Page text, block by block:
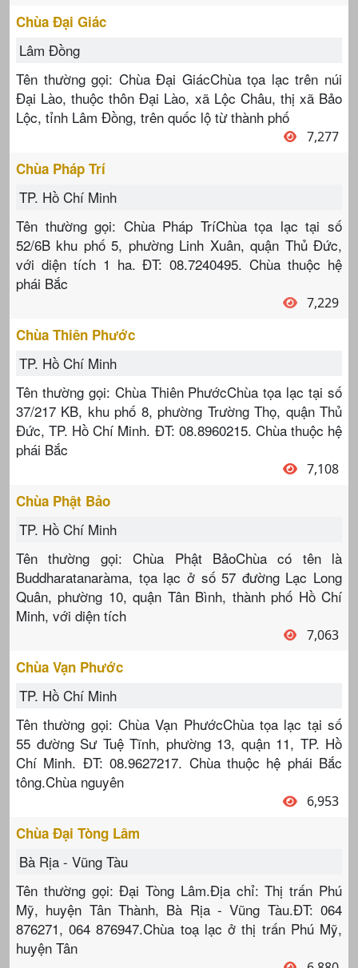
Chùa Đại Giác
Lâm Đồng
Tên thường gọi: Chùa Đại GiácChùa tọa lạc trên núi
Đại Lào, thuộc thôn Đại Lào, xã Lộc Châu, thị xã Bảo
Lộc, tỉnh Lâm Đồng, trên quốc lộ từ thành phố
7,277
Chùa Pháp Trí
TP. Hồ Chí Minh
Tên thường gọi: Chùa Pháp TríChùa tọa lạc tại số
52/6B khu phố 5, phường Linh Xuân, quận Thủ Đức,
với diện tích 1 ha. ĐT: 08.7240495. Chùa thuộc hệ
phái Bắc
7,229
Chùa Thiên Phước
TP. Hồ Chí Minh
Tên thường gọi: Chùa Thiên PhướcChùa tọa lạc tại số
37/217 KB, khu phố 8, phường Trường Thọ, quận Thủ
Đức, TP. Hồ Chí Minh. ĐT: 08.8960215. Chùa thuộc hệ
phái Bắc
7,108
Chùa Phật Bảo
TP. Hồ Chí Minh
Tên thường gọi: Chùa Phật BảoChùa có tên là
Buddharatanaràma, tọa lạc ở số 57 đường Lạc Long
Quân, phường 10, quận Tân Bình, thành phố Hồ Chí
Minh, với diện tích
7,063
Chùa Vạn Phước
TP. Hồ Chí Minh
Tên thường gọi: Chùa Vạn PhướcChùa tọa lạc tại số
55 đường Sư Tuệ Tĩnh, phường 13, quận 11, TP. Hồ
Chí Minh. ĐT: 08.9627217. Chùa thuộc hệ phái Bắc
tông.Chùa nguyên
6,953
Chùa Đại Tòng Lâm
Bà Rịa - Vũng Tàu
Tên thường gọi: Đại Tòng Lâm.Địa chỉ: Thị trấn Phú
Mỹ, huyện Tân Thành, Bà Rịa - Vũng Tàu.ĐT: 064
876271, 064 876947.Chùa toạ lạc ở thị trấn Phú Mỹ,
huyện Tân